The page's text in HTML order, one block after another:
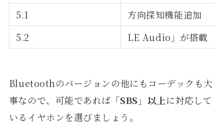
5.1
方向探知機能追加
5.2
LE Audio」が搭載
Bluetoothのバージョンの他にもコーデックも大
事なので、可能であれば 「SBS」以上に対応して
いるイヤホンを選びましょう。